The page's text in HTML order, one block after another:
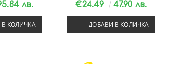
лв.
КОЛИЧКА
€24.49 47.90 лв.
ДОБАВИ В КОЛИЧКА